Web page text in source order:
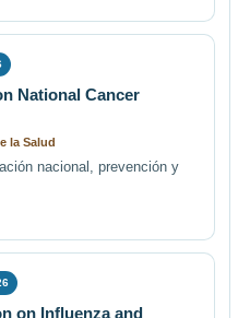
National Cancer
la Salud
nacional, prevención y
on Influenza and